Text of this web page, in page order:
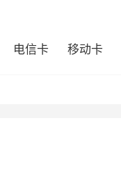
电信卡 移动卡